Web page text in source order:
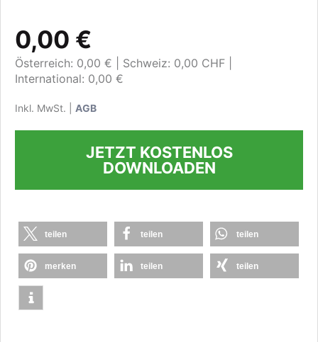
0,00 €
Österreich: 0,00 €
Schweiz: 0,00 CHF
International: 0,00 €
Inkl. MwSt. | AGB
JETZT KOSTENLOS
DOWNLOADEN
teilen teilen teilen
merken teilen teilen